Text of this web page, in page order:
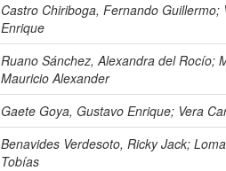
Castro Chiriboga, Fernando Guillermo;
Enrique
Ruano Sánchez, Alexandra del Rocío;
Mauricio Alexander
Gaete Goya, Gustavo Enrique; Vera
Benavides Verdesoto, Ricky Jack;
Tobías